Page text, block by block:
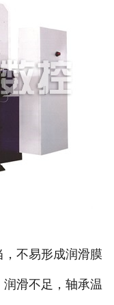
不易形成润滑膜
滑不足，轴承温